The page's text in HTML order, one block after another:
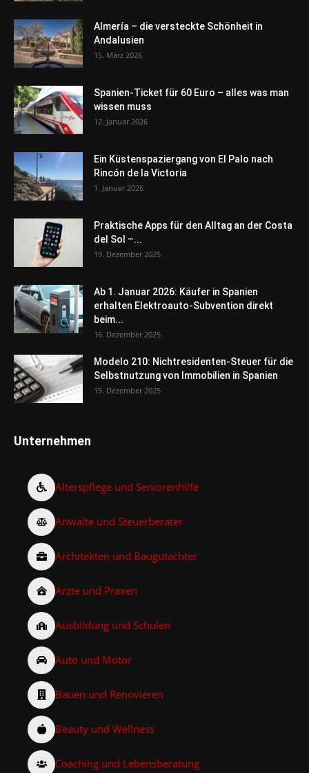
Almería – die versteckte Schönheit in
Andalusien
15. März 2026
Spanien-Ticket für 60 Euro – alles was man
wissen muss
12. Januar 2026
Ein Küstenspaziergang von El Palo nach
Rincón de la Victoria
1. Januar 2026
Praktische Apps für den Alltag an der Costa
del Sol –...
19. Dezember 2025
Ab 1. Januar 2026: Käufer in Spanien
erhalten Elektroauto-Subvention direkt
beim...
16. Dezember 2025
Modelo 210: Nichtresidenten-Steuer für die
Selbstnutzung von Immobilien in Spanien
15. Dezember 2025
Unternehmen
Alterspflege und Seniorenhilfe
Anwälte und Steuerberater
Architekten und Baugutachter
Ärzte und Praxen
Ausbildung und Schulen
Auto und Motor
Bauen und Renovieren
Beauty und Wellness
Coaching und Lebensberatung